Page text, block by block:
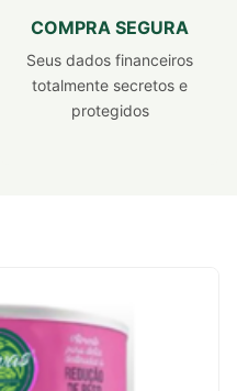
COMPRA SEGURA
Seus dados financeiros
totalmente secretos e
protegidos